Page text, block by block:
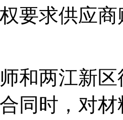
要求供应
和两江新
同时，对